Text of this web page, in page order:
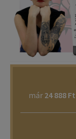
már 24 888 Ft